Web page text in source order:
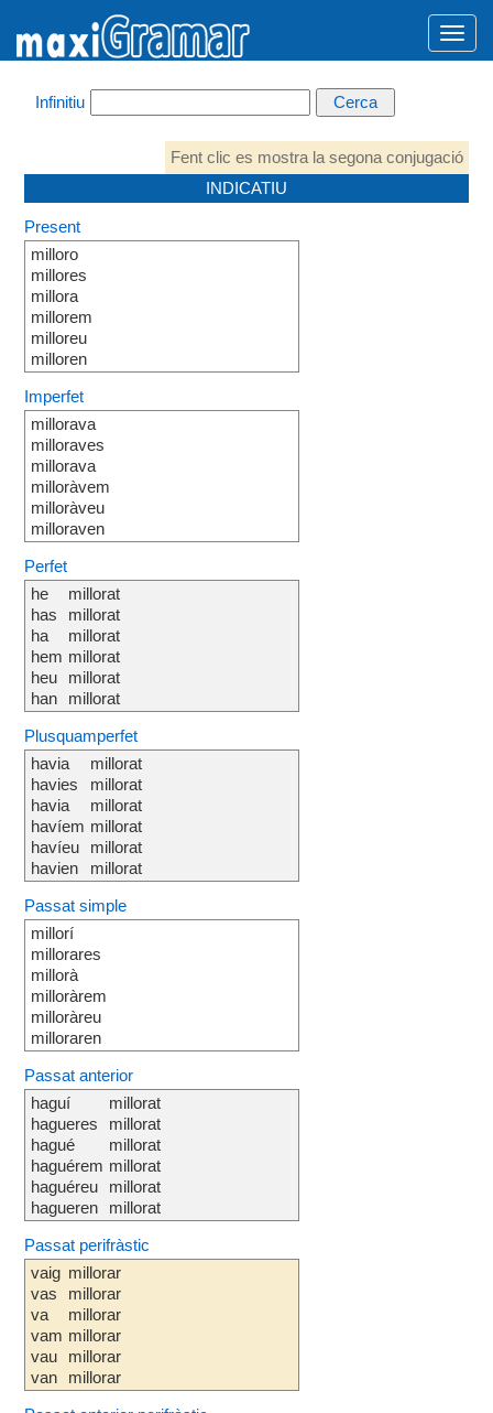
Infinitiu
Fent clic es mostra la segona conjugació
INDICATIU
Present
milloro
millores
millora
millorem
milloreu
milloren
Imperfet
millorava
milloraves
millorava
milloràvem
milloràveu
milloraven
Perfet
he
has
ha
hem
heu
han
millorat
millorat
millorat
millorat
millorat
millorat
Plusquamperfet
havia
havies
havia
havíem
havíeu
havien
millorat
millorat
millorat
millorat
millorat
millorat
Passat simple
millorí
millorares
millorà
milloràrem
milloràreu
milloraren
Passat anterior
haguí
hagueres
hagué
haguérem
haguéreu
hagueren
millorat
millorat
millorat
millorat
millorat
millorat
Passat perifràstic
vaig
vas
va
vam
vau
van
millorar
millorar
millorar
millorar
millorar
millorar